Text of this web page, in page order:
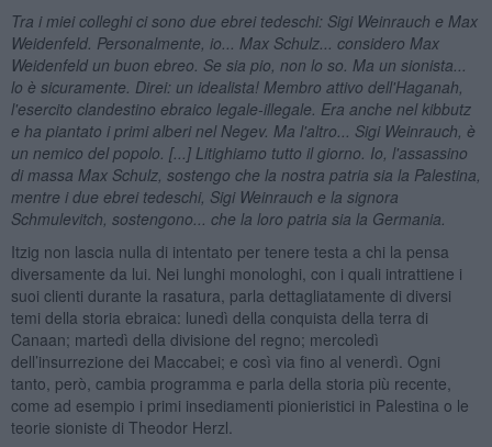
Tra i miei colleghi ci sono due ebrei tedeschi: Sigi Weinrauch e Max
Weidenfeld. Personalmente, io... Max Schulz... considero Max
Weidenfeld un buon ebreo. Se sia pio, non lo so. Ma un sionista...
lo è sicuramente. Direi: un idealista! Membro attivo dell'Haganah,
l'esercito clandestino ebraico legale-illegale. Era anche nel kibbutz
e ha piantato i primi alberi nel Negev. Ma l'altro... Sigi Weinrauch, è
un nemico del popolo. [...] Litighiamo tutto il giorno. Io, l'assassino
di massa Max Schulz, sostengo che la nostra patria sia la Palestina,
mentre i due ebrei tedeschi, Sigi Weinrauch e la signora
Schmulevitch, sostengono... che la loro patria sia la Germania.
Itzig non lascia nulla di intentato per tenere testa a chi la pensa
diversamente da lui. Nei lunghi monologhi, con i quali intrattiene i
suoi clienti durante la rasatura, parla dettagliatamente di diversi
temi della storia ebraica: lunedì della conquista della terra di
Canaan; martedì della divisione del regno; mercoledì
dell’insurrezione dei Maccabei; e così via fino al venerdì. Ogni
tanto, però, cambia programma e parla della storia più recente,
come ad esempio i primi insediamenti pionieristici in Palestina o le
teorie sioniste di Theodor Herzl.